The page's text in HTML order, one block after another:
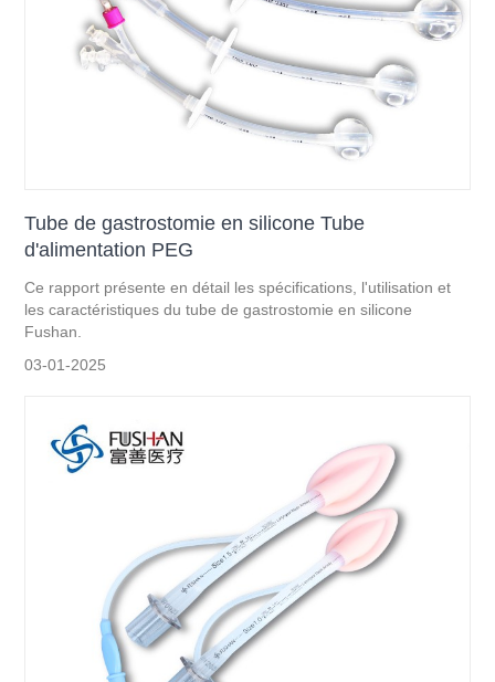
Tube de gastrostomie en silicone Tube
d'alimentation PEG
Ce rapport présente en détail les spécifications, l'utilisation et
les caractéristiques du tube de gastrostomie en silicone
Fushan.
03-01-2025